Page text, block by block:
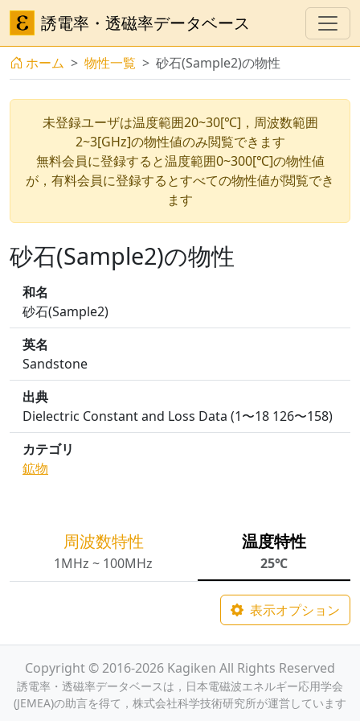
誘電率・透磁率データベース
ホーム 物性一覧 砂石(Sample2)の物性
未登録ユーザは温度範囲20~30[℃]，周波数範囲
2~3[GHz]の物性値のみ閲覧できます
無料会員に登録すると温度範囲0~300[℃]の物性値
が，有料会員に登録するとすべての物性値が閲覧でき
ます
砂石(Sample2)の物性
和名
砂石(Sample2)
英名
Sandstone
出典
Dielectric Constant and Loss Data (1〜18 126〜158)
カテゴリ
鉱物
周波数特性
1MHz ~ 100MHz
温度特性
25℃
表示オプション
Copyright © 2016-2026 Kagiken All Rights Reserved
誘電率・透磁率データベースは，日本電磁波エネルギー応用学会
(JEMEA)の助言を得て，株式会社科学技術研究所が運営しています